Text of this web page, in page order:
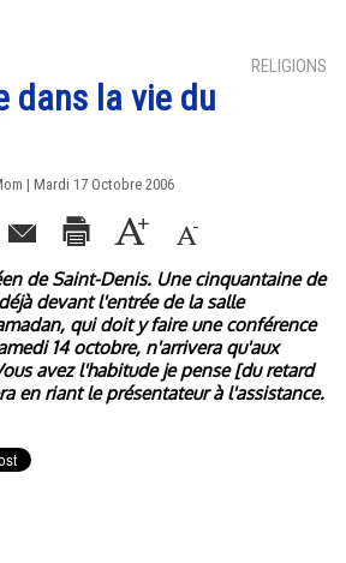
RELIGIONS
dans la vie du
| Mardi 17 Octobre 2006
de Saint-Denis. Une cinquantaine de
devant l'entrée de la salle
qui doit y faire une conférence
14 octobre, n'arrivera qu'aux
avez l'habitude je pense [du retard
en riant le présentateur à l'assistance.